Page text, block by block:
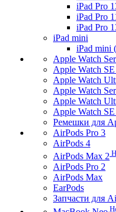
iPad Pro
iPad Pro
iPad Pro
iPad mini
iPad mini
Apple Watch
Apple Watch
Apple Watch
Apple Watch
Apple Watch
Apple Watch
Ремешки для
AirPods Pro 3
AirPods 4
AirPods Max 2
AirPods Pro 2
AirPods Max
EarPods
Запчасти для